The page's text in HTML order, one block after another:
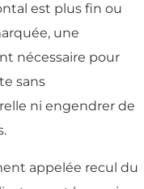
est plus fin ou
une
nécessaire pour
sans
ni engendrer de
appelée recul du